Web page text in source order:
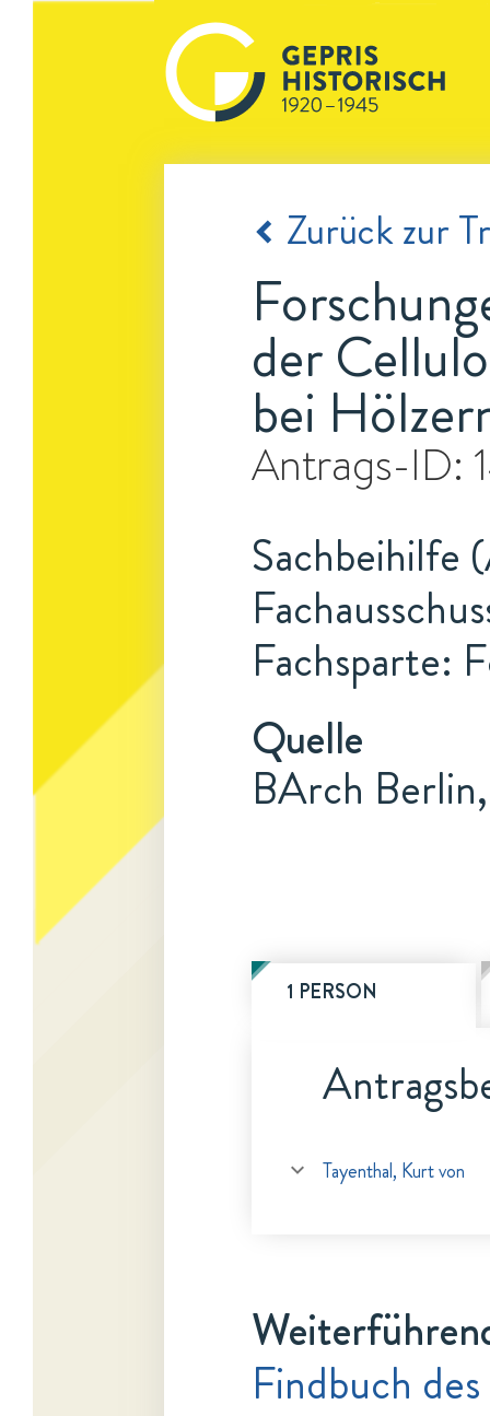
Zurück zur
der
bei
Antrags-ID:
Sachbeihilfe
Fachsparte:
Quelle
BArch
1 PERSON
Tayenthal, Kurt von
Findbuch